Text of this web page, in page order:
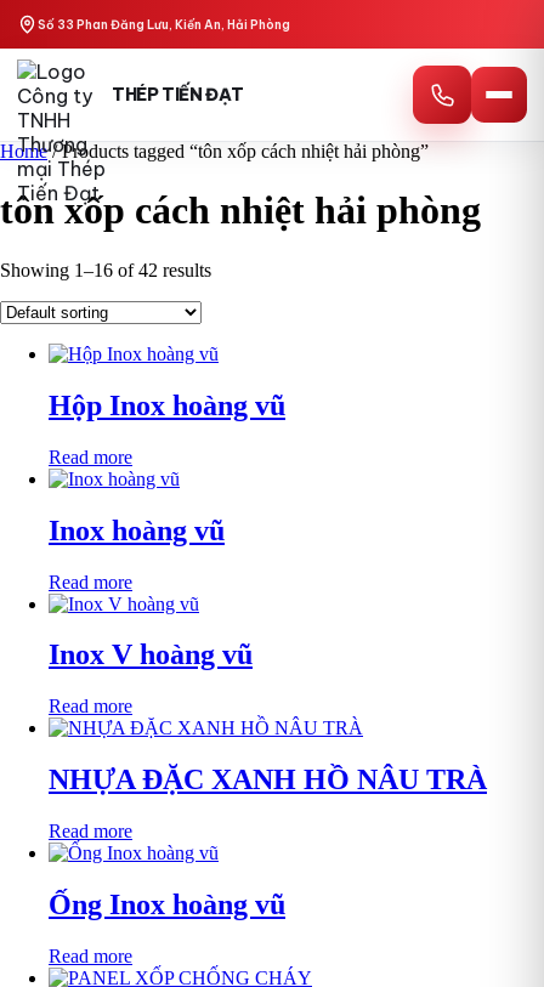
content
Số 33 Phan Đăng Lưu, Kiến An, Hải Phòng
THÉP TIẾN ĐẠT
Home/ Products tagged “tôn xốp cách nhiệt hải phòng”
tôn xốp cách nhiệt hải phòng
Showing 1–16 of 42 results
Hộp Inox hoàng vũ
Read more
Inox hoàng vũ
Read more
Inox V hoàng vũ
Read more
NHỰA ĐẶC XANH HỒ NÂU TRÀ
Read more
Ống Inox hoàng vũ
Read more